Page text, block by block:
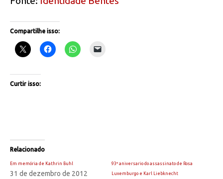
Compartilhe isso:
Curtir isso:
Relacionado
Em memória de Kathrin Buhl
31 de dezembro de 2012
93º aniversario do assassinato de Rosa
Luxemburgo e Karl Liebknecht